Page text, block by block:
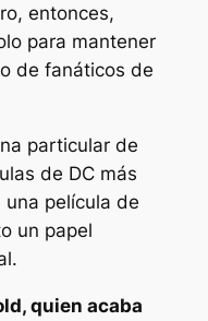
entonces,
para mantener
de fanáticos de
particular de
de DC más
película de
un papel
quien acaba